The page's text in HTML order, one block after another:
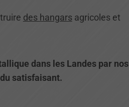
des hangars agricoles et
dans les Landes par nos
satisfaisant.